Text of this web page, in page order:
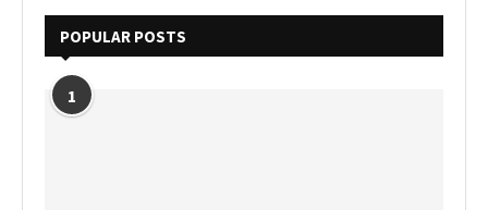
POPULAR POSTS
1